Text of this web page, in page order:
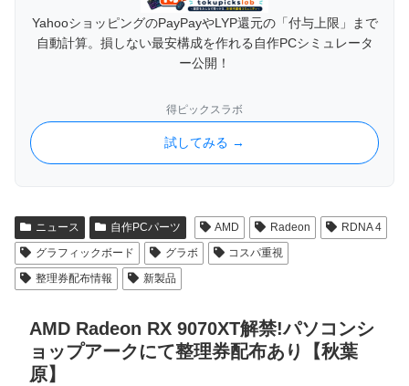
YahooショッピングのPayPayやLYP還元の「付与上限」まで
自動計算。損しない最安構成を作れる自作PCシミュレータ
ー公開！
得ピックスラボ
試してみる →
ニュース 自作PCパーツ AMD Radeon
RDNA 4
グラフィックボード
グラボ
コスパ重視
整理券配布情報
新製品
AMD Radeon RX 9070XT解禁!パソコンシ
ョップアークにて整理券配布あり【秋葉
原】